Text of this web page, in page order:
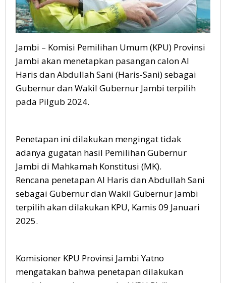
Jambi – Komisi Pemilihan Umum (KPU) Provinsi
Jambi akan menetapkan pasangan calon Al
Haris dan Abdullah Sani (Haris-Sani) sebagai
Gubernur dan Wakil Gubernur Jambi terpilih
pada Pilgub 2024.
Penetapan ini dilakukan mengingat tidak
adanya gugatan hasil Pemilihan Gubernur
Jambi di Mahkamah Konstitusi (MK).
Rencana penetapan Al Haris dan Abdullah Sani
sebagai Gubernur dan Wakil Gubernur Jambi
terpilih akan dilakukan KPU, Kamis 09 Januari
2025.
Komisioner KPU Provinsi Jambi Yatno
mengatakan bahwa penetapan dilakukan